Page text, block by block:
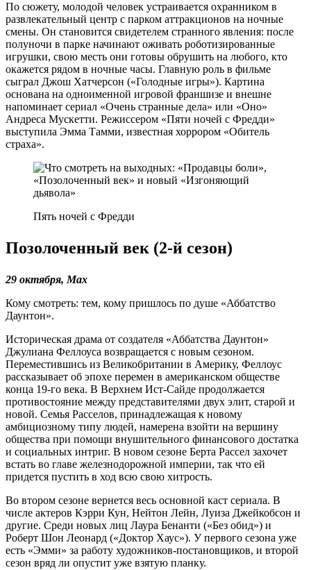
По сюжету, молодой человек устраивается охранником в
развлекательный центр с парком аттракционов на ночные
смены. Он становится свидетелем странного явления: после
полуночи в парке начинают оживать роботизированные
игрушки, свою месть они готовы обрушить на любого, кто
окажется рядом в ночные часы. Главную роль в фильме
сыграл Джош Хатчерсон («Голодные игры»). Картина
основана на одноименной игровой франшизе и внешне
напоминает сериал «Очень странные дела» или «Оно»
Андреса Мускетти. Режиссером «Пяти ночей с Фредди»
выступила Эмма Тамми, известная хоррором «Обитель
страха».
Пять ночей с Фредди
Позолоченный век (2-й сезон)
29 октября, Max
Кому смотреть: тем, кому пришлось по душе «Аббатство
Даунтон».
Историческая драма от создателя «Аббатства Даунтон»
Джулиана Феллоуса возвращается с новым сезоном.
Переместившись из Великобритании в Америку, Феллоус
рассказывает об эпохе перемен в американском обществе
конца 19-го века. В Верхнем Ист-Сайде продолжается
противостояние между представителями двух элит, старой и
новой. Семья Расселов, принадлежащая к новому
амбициозному типу людей, намерена взойти на вершину
общества при помощи внушительного финансового достатка
и социальных интриг. В новом сезоне Берта Рассел захочет
встать во главе железнодорожной империи, так что ей
придется пустить в ход всю свою хитрость.
Во втором сезоне вернется весь основной каст сериала. В
числе актеров Кэрри Кун, Нейтон Лейн, Луиза Джейкобсон и
другие. Среди новых лиц Лаура Бенанти («Без обид») и
Роберт Шон Леонард («Доктор Хаус»). У первого сезона уже
есть «Эмми» за работу художников-постановщиков, и второй
сезон вряд ли опустит уже взятую планку.